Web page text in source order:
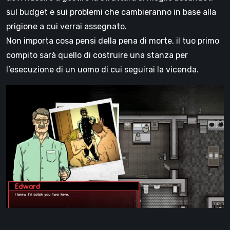
sul budget e sui problemi che cambieranno in base alla
prigione a cui verrai assegnato.
Non importa cosa pensi della pena di morte, il tuo primo
compito sarà quello di costruire una stanza per
l’esecuzione di un uomo di cui seguirai la vicenda.